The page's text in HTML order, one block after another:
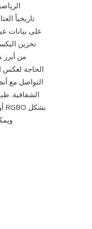
تخزين
التواصل مع
الشفافية.